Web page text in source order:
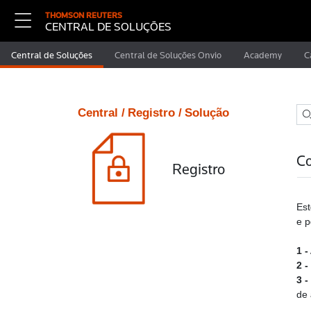
THOMSON REUTERS
CENTRAL DE SOLUÇÕES
Central de Soluções Central de Soluções Onvio Academy
Central / Registro / Solução
Registro
e
1 -
2 -
3 -
de